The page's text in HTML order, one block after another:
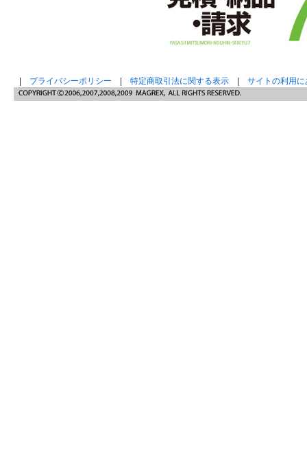
プライバシーポリシー 特定商取引法に関する表示 サイトの利用に